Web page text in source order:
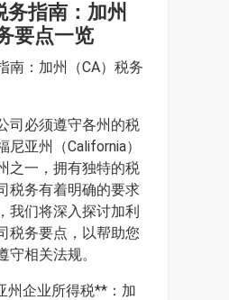
务指南：加州
要点一览
南：加州（CA）税务
司必须遵守各州的税
尼亚州（California）
之一，拥有独特的税
税务有着明确的要求
我们将深入探讨加利
税务要点，以帮助您
守相关法规。
州企业所得税**：加